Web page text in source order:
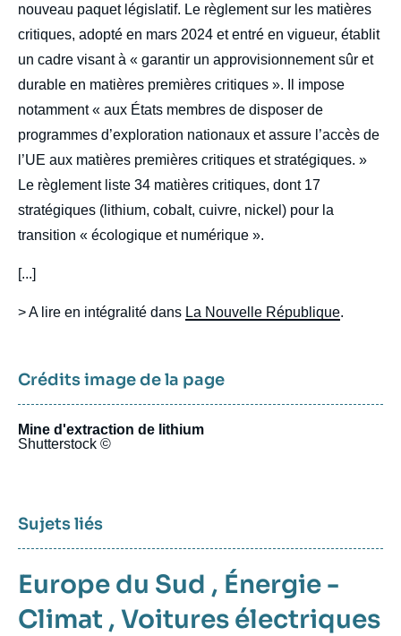
nouveau paquet législatif. Le règlement sur les matières
critiques, adopté en mars 2024 et entré en vigueur, établit
un cadre visant à « garantir un approvisionnement sûr et
durable en matières premières critiques ». Il impose
notamment « aux États membres de disposer de
programmes d’exploration nationaux et assure l’accès de
l’UE aux matières premières critiques et stratégiques. »
Le règlement liste 34 matières critiques, dont 17
stratégiques (lithium, cobalt, cuivre, nickel) pour la
transition « écologique et numérique ».
[...]
> A lire en intégralité dans La Nouvelle République.
Crédits image de la page
Mine d'extraction de lithium
Shutterstock ©
Sujets liés
Europe du Sud , Énergie -
Climat , Voitures électriques